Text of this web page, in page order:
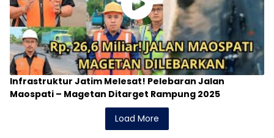
Infrastruktur Jatim Melesat! Pelebaran Jalan
Maospati – Magetan Ditarget Rampung 2025
Load More